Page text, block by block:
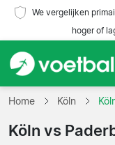
We vergelijken
hoger of
Home
Teams
Home Köln
Köln vs